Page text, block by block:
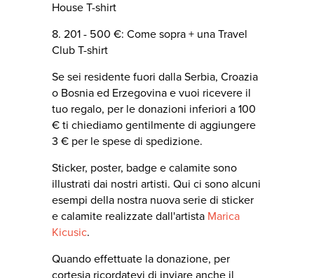
House T-shirt
8. 201 - 500 €: Come sopra + una Travel
Club T-shirt
Se sei residente fuori dalla Serbia, Croazia
o Bosnia ed Erzegovina e vuoi ricevere il
tuo regalo, per le donazioni inferiori a 100
€ ti chiediamo gentilmente di aggiungere
3 € per le spese di spedizione.
Sticker, poster, badge e calamite sono
illustrati dai nostri artisti. Qui ci sono alcuni
esempi della nostra nuova serie di sticker
e calamite realizzate dall'artista Marica
Kicusic.
Quando effettuate la donazione, per
cortesia ricordatevi di inviare anche il